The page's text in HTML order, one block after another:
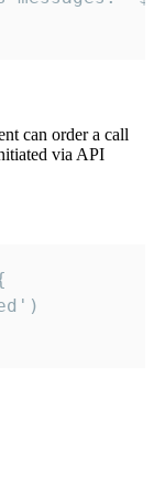
can order a call
via API